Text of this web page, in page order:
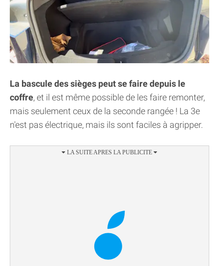
La bascule des sièges peut se faire depuis le
coffre, et il est même possible de les faire remonter,
mais seulement ceux de la seconde rangée ! La 3e
n'est pas électrique, mais ils sont faciles à agripper.